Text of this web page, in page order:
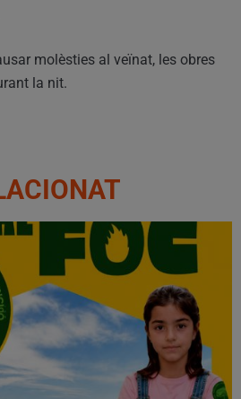
molèsties al veïnat, les obres
la nit.